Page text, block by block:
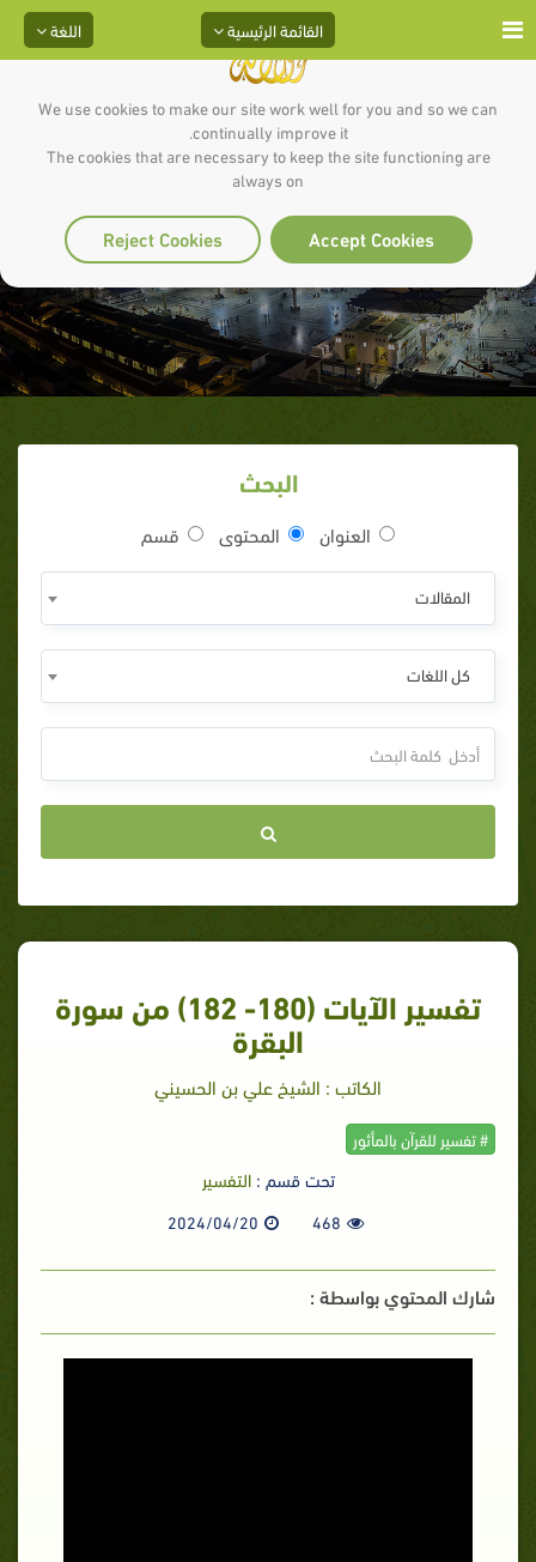
We use cookies to make our site work well for you and so we can
continually improve it.
The cookies that are necessary to keep the site functioning are
always on
Accept Cookies
Reject Cookies
اللغة القائمة الرئيسية
البقرة
البحث
العنوان المحتوى قسم
المقالات
كل اللغات
تفسير الآيات (180- 182) من سورة
البقرة
الكاتب : الشيخ علي بن الحسيني
# تفسير للقرآن بالمأثور
تحت قسم :التفسير
468
2024/04/20
شارك المحتوي بواسطة :